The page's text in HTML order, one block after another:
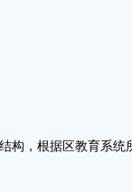
构，根据区教育系